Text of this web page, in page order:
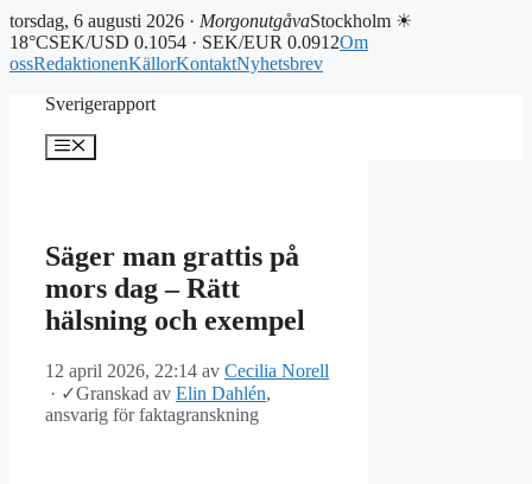
torsdag, 6 augusti 2026 · MorgonutgåvaStockholm ☀
18°CSEK/USD 0.1054 · SEK/EUR 0.0912Om
ossRedaktionenKällorKontaktNyhetsbrev
Sverigerapport
Meny
Säger man grattis på
mors dag – Rätt
hälsning och exempel
12 april 2026, 22:14 av Cecilia Norell
· ✓Granskad av Elin Dahlén,
ansvarig för faktagranskning